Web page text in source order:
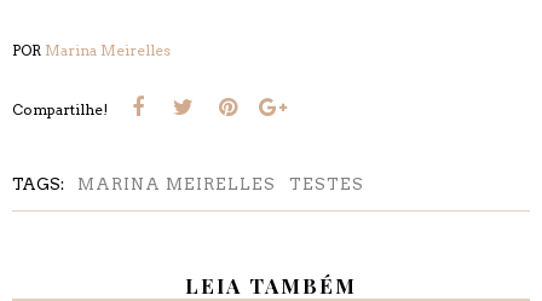
POR Marina Meirelles
Compartilhe!
TAGS: MARINA MEIRELLES TESTES
LEIA TAMBÉM